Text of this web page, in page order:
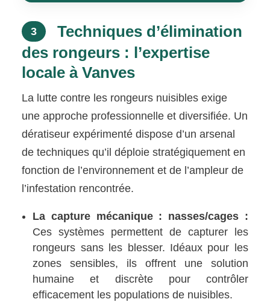
3
Techniques d’élimination
des rongeurs : l’expertise
locale à Vanves
La lutte contre les rongeurs nuisibles exige
une approche professionnelle et diversifiée. Un
dératiseur expérimenté dispose d’un arsenal
de techniques qu’il déploie stratégiquement en
fonction de l’environnement et de l’ampleur de
l’infestation rencontrée.
La capture mécanique : nasses/cages :
Ces systèmes permettent de capturer les
rongeurs sans les blesser. Idéaux pour les
zones sensibles, ils offrent une solution
humaine et discrète pour contrôler
efficacement les populations de nuisibles.